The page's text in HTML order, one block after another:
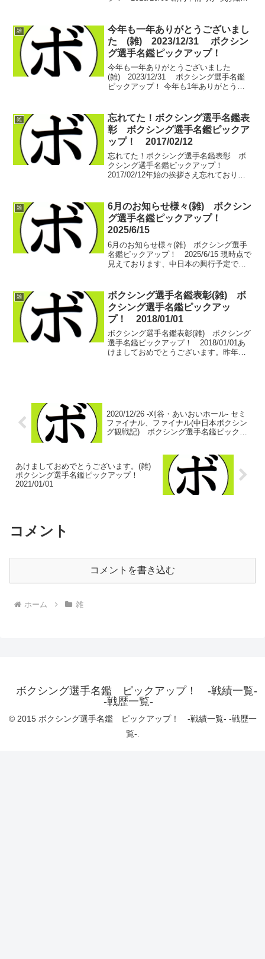
とを遅ればせながらご報告。 今回...
雑
今年も一年ありがとうございまし
た (雑) 2023/12/31 ボクシン
グ選手名鑑ピックアップ！
今年も一年ありがとうございました
(雑) 2023/12/31 ボクシング選手名鑑
ピックアップ！ 今年も1年ありがとうご
ご心配をおかけいたしました。これを機
会に...
雑
忘れてた！ボクシング選手名鑑表
彰 ボクシング選手名鑑ピックア
ップ！ 2017/02/12
忘れてた！ボクシング選手名鑑表彰 ボ
クシング選手名鑑ピックアップ！
2017/02/12年始の挨拶さえ忘れておりま
------------...
雑
6月のお知らせ様々(雑) ボクシン
グ選手名鑑ピックアップ！
2025/6/15
6月のお知らせ様々(雑) ボクシング選手
名鑑ピックアップ！ 2025/6/15 現時点で
見えております、中日本の興行予定で
KNOCK OUT BOXING.128/03...
雑
ボクシング選手名鑑表彰(雑) ボ
クシング選手名鑑ピックアッ
プ！ 2018/01/01
ボクシング選手名鑑表彰(雑) ボクシング
選手名鑑ピックアップ！ 2018/01/01あ
けましておめでとうございます。昨年
2020/12/26 -刈谷・あいおいホール- セミ
ファイナル、ファイナル(中日本ボクシン
グ観戦記) ボクシング選手名鑑ピックア
あけましておめでとうございます。(雑)
ボクシング選手名鑑ピックアップ！
2021/01/01
コメント
コメントを書き込む
ホーム 雑
ボクシング選手名鑑 ピックアップ！ -戦績一覧-
-戦歴一覧-
© 2015 ボクシング選手名鑑 ピックアップ！ -戦績一覧- -戦歴一
覧-.